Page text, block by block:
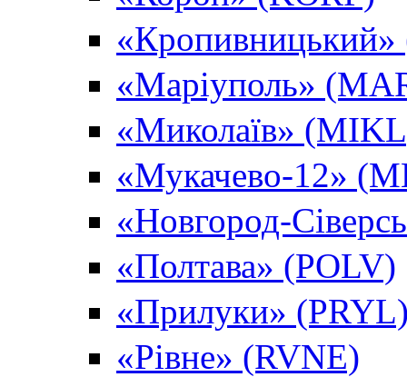
«Маріуполь»
«Миколаїв»
«Мукачево-12»
«Новгород-
«Полтава» (POLV)
«Прилуки»
«Рівне» (RVNE)